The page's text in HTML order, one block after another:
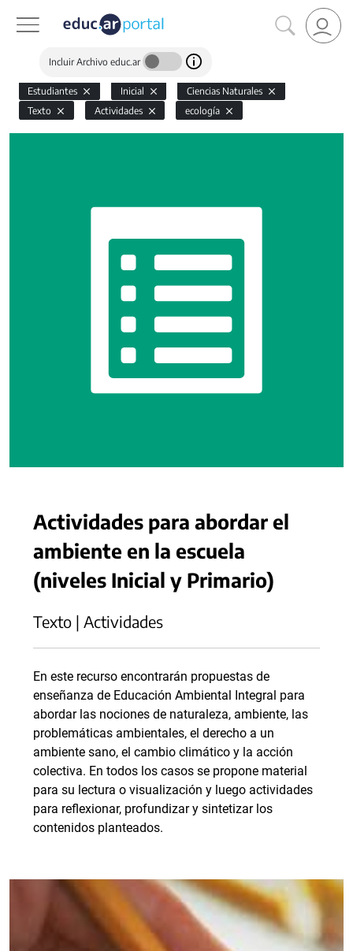
Incluir Archivo educ.ar
Estudiantes Inicial
Ciencias Naturales
Texto
Actividades ecología
Actividades para abordar el
ambiente en la escuela
(niveles Inicial y Primario)
Texto | Actividades
En este recurso encontrarán propuestas de
enseñanza de Educación Ambiental Integral para
abordar las nociones de naturaleza, ambiente, las
problemáticas ambientales, el derecho a un
ambiente sano, el cambio climático y la acción
colectiva. En todos los casos se propone material
para su lectura o visualización y luego actividades
para reflexionar, profundizar y sintetizar los
contenidos planteados.